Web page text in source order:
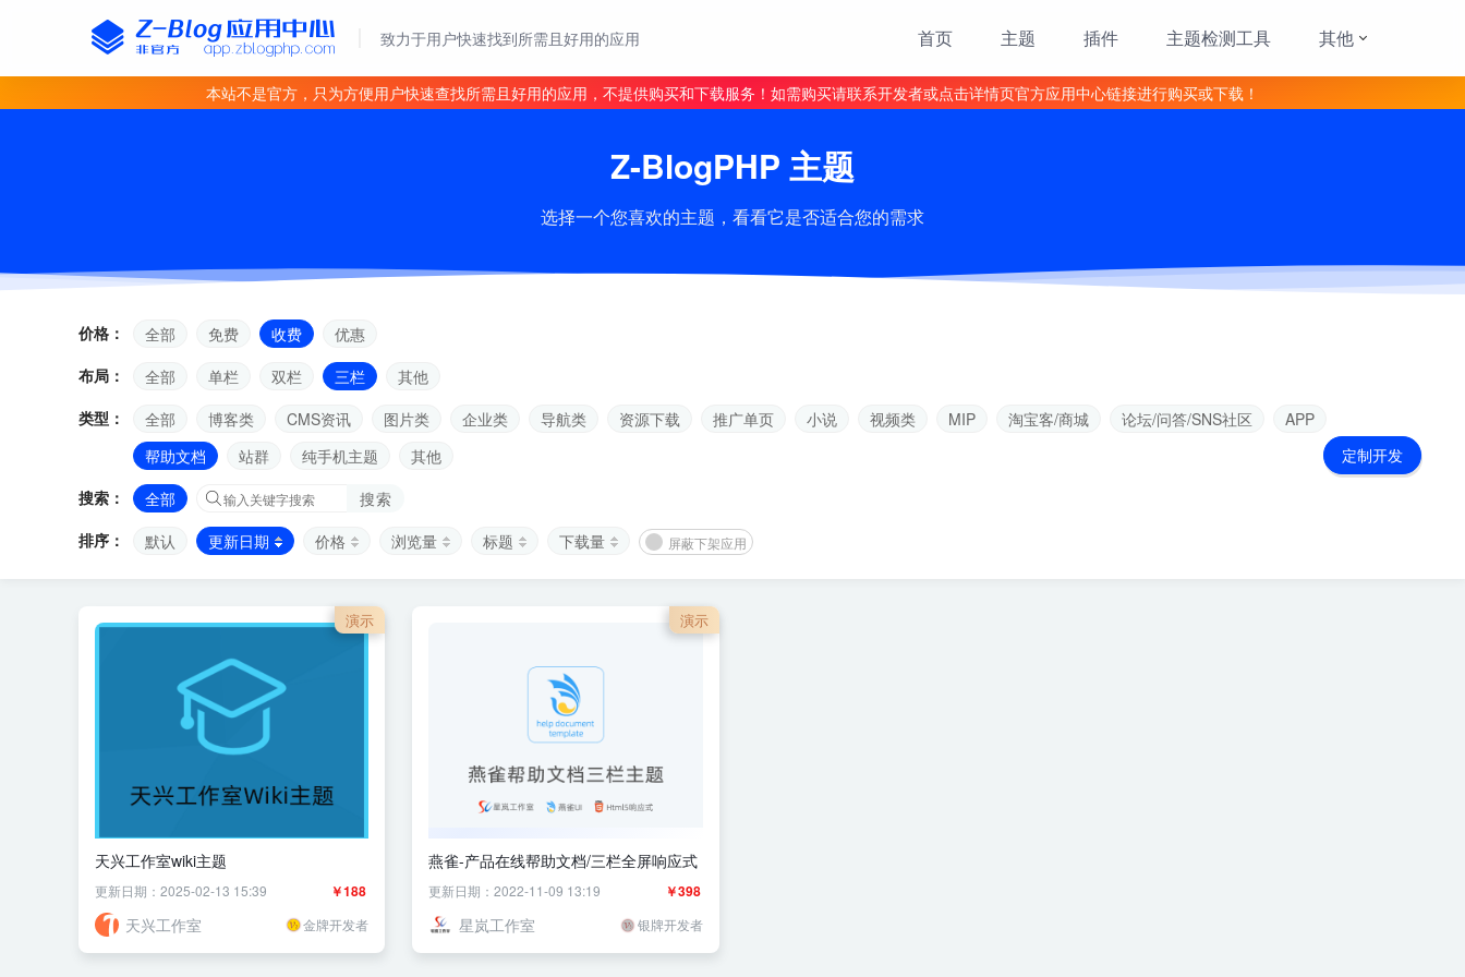
致力于用户快速找到所需且好用的应用 首页 主题 插件 主题检测工具 其他
本站不是官方，只为方便用户快速查找所需且好用的应用，不提供购买和下载服务！如需购买请联系开发者或点击详情页官方应用中心链接进行购买或下载！
Z-BlogPHP 主题
选择一个您喜欢的主题，看看它是否适合您的需求
价格： 全部 免费 收费
优惠
布局：
全部 单栏 双栏 三栏
其他
类型：
全部 博客类 CMS资讯 图片类 企业类 导航类 资源下载 推广单页 小说 视频类 MIP 淘宝客/商城 论坛/问答/SNS社区
APP
帮助文档
站群 纯手机主题
其他
搜索：
全部
搜索
排序：
默认 更新日期 价格 浏览量 标题 下载量 屏蔽下架应用
演示
天兴工作室wiki主题
￥188
更新日期：2025-02-13 15:39
天兴工作室 金牌开发者
演示
燕雀-产品在线帮助文档/三栏全屏响应式
￥398
更新日期：2022-11-09 13:19
星岚工作室 银牌开发者
定制开发